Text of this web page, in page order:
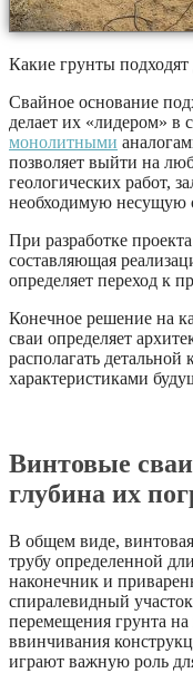
Какие грунты
Свайное основание
делает их «лидером» в
монолитными
позволяет выйти на
геологических работ,
необходимую несущую
При разработке
составляющая
определяет переход к
Конечное решение на
сваи определяет
располагать
характеристиками
Винтовые
глубина их
В общем виде, винтовая
трубу определенной
наконечник и
спиралевидный
перемещения грунта
ввинчивания
играют важную роль